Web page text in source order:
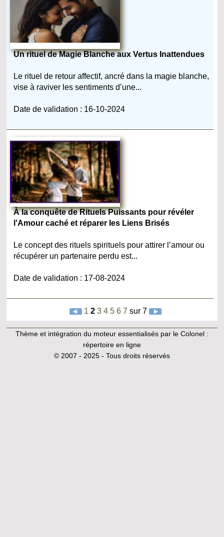
Un rituel de Magie Blanche aux Vertus Inattendues
Le rituel de retour affectif, ancré dans la magie blanche,
vise à raviver les sentiments d’une...
Date de validation : 16-10-2024
À la conquête de Rituels Puissants pour révéler
l'Amour caché et réparer les Liens Brisés
Le concept des rituels spirituels pour attirer l’amour ou
récupérer un partenaire perdu est...
Date de validation : 17-08-2024
1 2 3 4 5 6 7 sur 7
Thème et intégration du moteur essentialisés par le Colonel :
répertoire en ligne
© 2007 - 2025 - Tous droits réservés